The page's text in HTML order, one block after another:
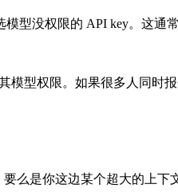
型没权限的 API key。这通
模型权限。如果很多人同时
么是你这边某个超大的上下